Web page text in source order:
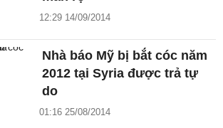
12:29 14/09/2014
Nhà báo Mỹ bị bắt cóc năm
2012 tại Syria được trả tự
do
01:16 25/08/2014